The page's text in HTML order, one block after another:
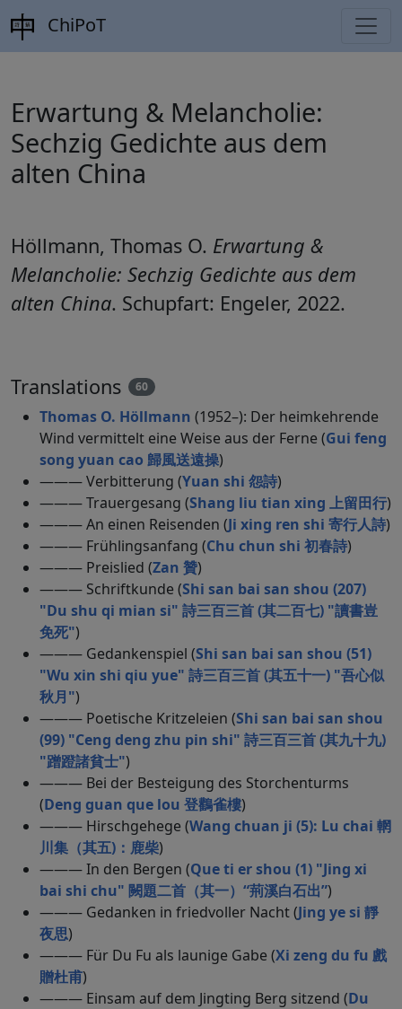
ChiPoT
Erwartung & Melancholie:
Sechzig Gedichte aus dem
alten China
Höllmann, Thomas O. Erwartung &
Melancholie: Sechzig Gedichte aus dem
alten China. Schupfart: Engeler, 2022.
Translations 60
Thomas O. Höllmann (1952–): Der heimkehrende
Wind vermittelt eine Weise aus der Ferne (Gui feng
song yuan cao 歸風送遠操)
——— Verbitterung (Yuan shi 怨詩)
——— Trauergesang (Shang liu tian xing 上留田行)
——— An einen Reisenden (Ji xing ren shi 寄行人詩)
——— Frühlingsanfang (Chu chun shi 初春詩)
——— Preislied (Zan 贊)
——— Schriftkunde (Shi san bai san shou (207)
"Du shu qi mian si" 詩三百三首 (其二百七) "讀書豈
免死")
——— Gedankenspiel (Shi san bai san shou (51)
"Wu xin shi qiu yue" 詩三百三首 (其五十一) "吾心似
秋月")
——— Poetische Kritzeleien (Shi san bai san shou
(99) "Ceng deng zhu pin shi" 詩三百三首 (其九十九)
"蹭蹬諸貧士")
——— Bei der Besteigung des Storchenturms
(Deng guan que lou 登鸛雀樓)
——— Hirschgehege (Wang chuan ji (5): Lu chai 輞
川集（其五)：鹿柴)
——— In den Bergen (Que ti er shou (1) "Jing xi
bai shi chu" 闕題二首（其一）“荊溪白石出”)
——— Gedanken in friedvoller Nacht (Jing ye si 靜
夜思)
——— Für Du Fu als launige Gabe (Xi zeng du fu 戲
贈杜甫)
——— Einsam auf dem Jingting Berg sitzend (Du